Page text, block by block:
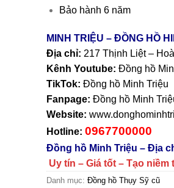
Bảo hành 6 năm
MINH TRIỆU – ĐỒNG HỒ
Địa chỉ: 217 Thịnh Liệt –
Kênh Youtube: Đồng hồ
TikTok: Đồng hồ Minh Triệu
Fanpage: Đồng hồ Minh
Website:
Hotline: 0967700000
Đồng hồ Minh Triệu – Địa
Uy tín – Giá tốt – Tạo niềm
Danh mục: Đồng hồ Thụy Sỹ cũ